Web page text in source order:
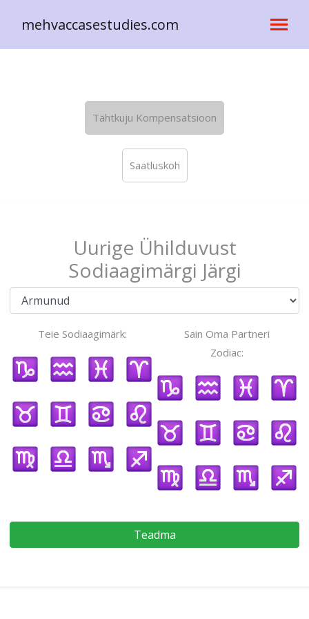
mehvaccasestudies.com
Tähtkuju Kompensatsioon
Saatluskoh
Uurige Ühilduvust
Sodiaagimärgi Järgi
Teie Sodiaagimärk:
Sain Oma Partneri
Zodiac:
Teadma